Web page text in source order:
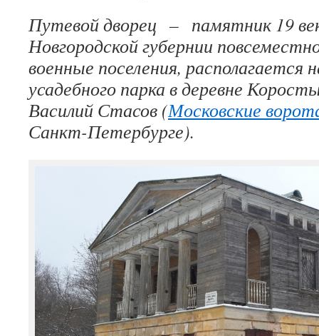
Путевой дворец – памятник 19
Новгородской губернии
военные поселения, располагается
усадебного парка в деревне
Василий Стасов (Московские
Санкт-Петербурге).